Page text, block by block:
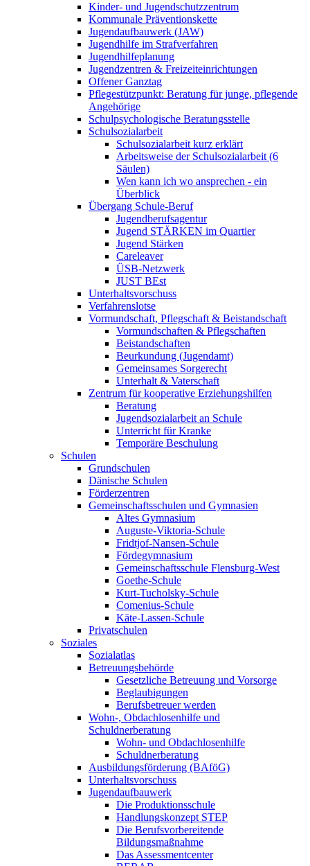
Kinder- und Jugendschutzzentrum
Kommunale Präventionskette
Jugendaufbauwerk (JAW)
Jugendhilfe im Strafverfahren
Jugendhilfeplanung
Jugendzentren & Freizeiteinrichtungen
Offener Ganztag
Pflegestützpunkt: Beratung für junge, pflegende
Angehörige
Schulpsychologische Beratungsstelle
Schulsozialarbeit
Schulsozialarbeit kurz erklärt
Arbeitsweise der Schulsozialarbeit (6
Säulen)
Wen kann ich wo ansprechen - ein
Überblick
Übergang Schule-Beruf
Jugendberufsagentur
Jugend STÄRKEN im Quartier
Jugend Stärken
Careleaver
ÜSB-Netzwerk
JUST BEst
Unterhaltsvorschuss
Verfahrenslotse
Vormundschaft, Pflegschaft & Beistandschaft
Vormundschaften & Pflegschaften
Beistandschaften
Beurkundung (Jugendamt)
Gemeinsames Sorgerecht
Unterhalt & Vaterschaft
Zentrum für kooperative Erziehungshilfen
Beratung
Jugendsozialarbeit an Schule
Unterricht für Kranke
Temporäre Beschulung
Schulen
Grundschulen
Dänische Schulen
Förderzentren
Gemeinschaftsschulen und Gymnasien
Altes Gymnasium
Auguste-Viktoria-Schule
Fridtjof-Nansen-Schule
Fördegymnasium
Gemeinschaftsschule Flensburg-West
Goethe-Schule
Kurt-Tucholsky-Schule
Comenius-Schule
Käte-Lassen-Schule
Privatschulen
Soziales
Sozialatlas
Betreuungsbehörde
Gesetzliche Betreuung und Vorsorge
Beglaubigungen
Berufsbetreuer werden
Wohn-, Obdachlosenhilfe und
Schuldnerberatung
Wohn- und Obdachlosenhilfe
Schuldnerberatung
Ausbildungsförderung (BAföG)
Unterhaltsvorschuss
Jugendaufbauwerk
Die Produktionsschule
Handlungskonzept STEP
Die Berufsvorbereitende
Bildungsmaßnahme
Das Assessmentcenter